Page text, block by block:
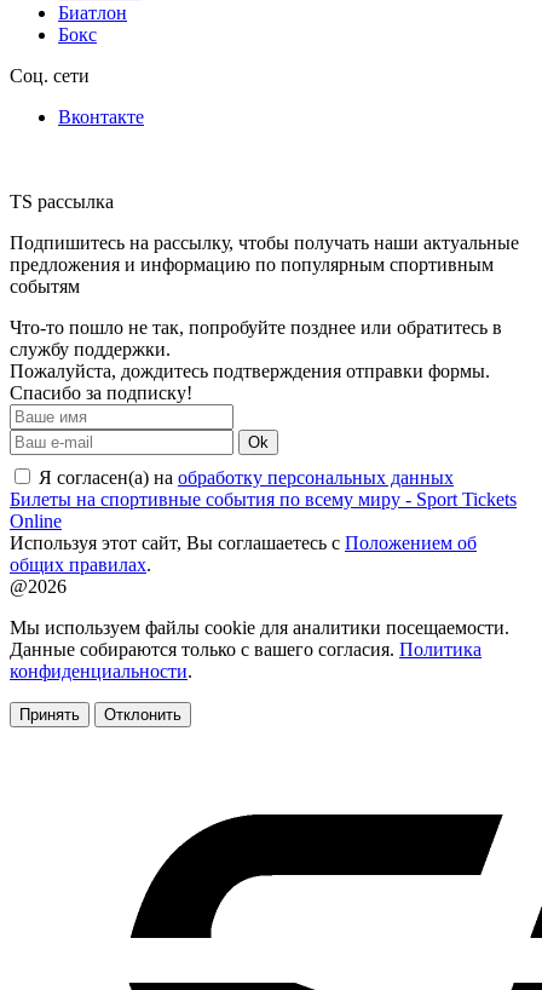
Биатлон
Бокс
Соц. сети
Вконтакте
TS рассылка
Подпишитесь на рассылку, чтобы получать наши актуальные
предложения и информацию по популярным спортивным
событям
Что-то пошло не так, попробуйте позднее или обратитесь в
службу поддержки.
Пожалуйста, дождитесь подтверждения отправки формы.
Спасибо за подписку!
Ok
Я согласен(а) на обработку персональных данных
Билеты на спортивные события по всему миру - Sport Tickets
Online
Используя этот сайт, Вы соглашаетесь с Положением об
общих правилах.
@2026
Мы используем файлы cookie для аналитики посещаемости.
Данные собираются только с вашего согласия. Политика
конфиденциальности.
Принять Отклонить